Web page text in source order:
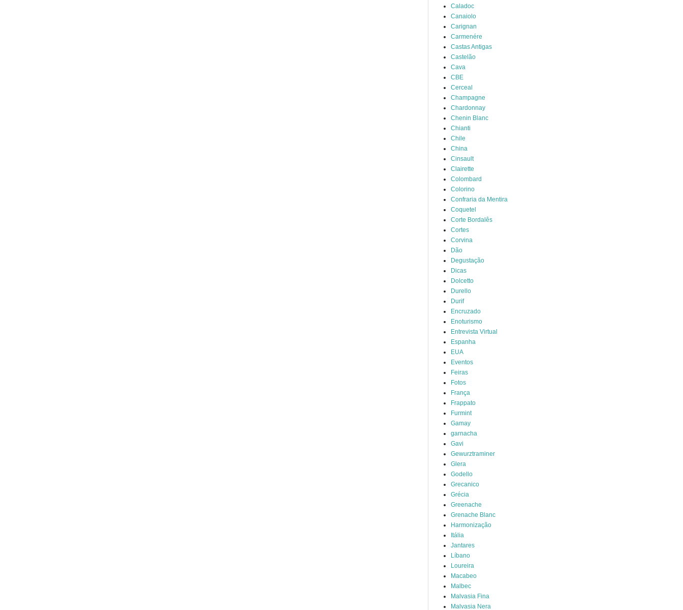
Caladoc
Canaiolo
Carignan
Carmenére
Castas Antigas
Castelão
Cava
CBE
Cerceal
Champagne
Chardonnay
Chenin Blanc
Chianti
Chile
China
Cinsault
Clairette
Colombard
Colorino
Confraria da Mentira
Coquetel
Corte Bordalês
Cortes
Corvina
Dão
Degustação
Dicas
Dolcetto
Durello
Durif
Encruzado
Enoturismo
Entrevista Virtual
Espanha
EUA
Eventos
Feiras
Fotos
França
Frappato
Furmint
Gamay
garnacha
Gavi
Gewurztraminer
Glera
Godello
Grecanico
Grécia
Greenache
Grenache Blanc
Harmonização
Itália
Jantares
Líbano
Loureira
Macabeo
Malbec
Malvasia Fina
Malvasia Nera